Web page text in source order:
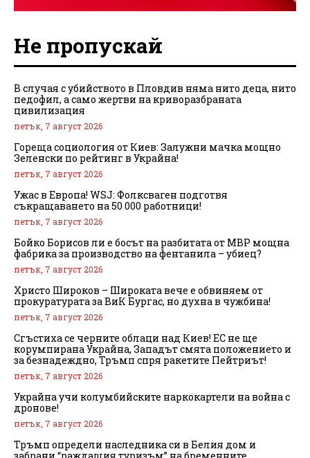
Не пропускай
В случая с убийството в Пловдив няма нито деца, нито
педофил, а само жертви на криворазбраната
цивилизация
петък, 7 август 2026
Гореща социология от Киев: Залужни мачка мощно
Зеленски по рейтинг в Украйна!
петък, 7 август 2026
Ужас в Европа! WSJ: Фолксваген подготвя
съкращаването на 50 000 работници!
петък, 7 август 2026
Бойко Борисов ли е босът на разбитата от МВР мощна
фабрика за производство на фентанила – убиец?
петък, 7 август 2026
Христо Широков – Широката вече е обвиняем от
прокуратурата за ВиК Бургас, но духна в чужбина!
петък, 7 август 2026
Сгъстиха се черните облаци над Киев! ЕС не ще
корумпирана Украйна, Западът смята положението и
за безнадеждно, Тръмп спря ракетите Пейтриът!
петък, 7 август 2026
Украйна учи колумбийските наркокартели на война с
дронове!
петък, 7 август 2026
Тръмп определи наследника си в Белия дом и